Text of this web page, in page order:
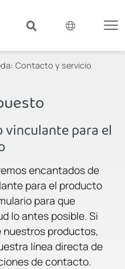
Contacto y servicio
para el
encantados de
para el producto
para que
lo antes posible. Si
productos,
línea directa de
de contacto.